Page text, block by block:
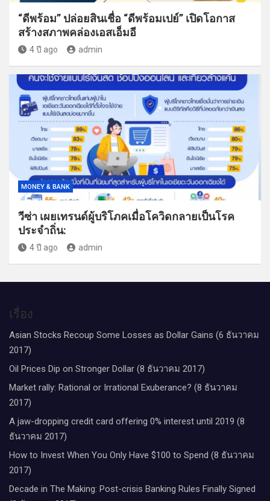
“ดีพร้อม” ปล่อยสินเชื่อ “ดีพร้อมเปย์” เปิดโอกาส
สร้างสภาพคล่องเอสเอ็มอี
4 ปี ago admin
MONEY & BANK
วีซ่า เผยเทรนด์ผู้บริโภคเมื่อโควิดกลายเป็นโรค
ประจำถิ่น:
4 ปี ago admin
เรื่อง
Asian Stocks Recoup Some Losses as Dollar Gains (6 ธันวาคม
2017)
Oil Prices Dip on Stronger Dollar (8 ธันวาคม 2017)
Market rally: Rational or Irrational Exuberance? (8 ธันวาคม
2017)
A jaw-dropping credit card offering 0% interest until 2019 (8
ธันวาคม 2017)
How to Invest When You Only Have $100 to Spend (8 ธันวาคม
2017)
Decade in The Making: Post-crisis Banking Rules Finally Signed